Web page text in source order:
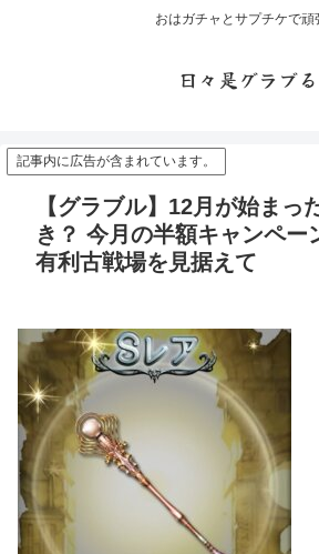
おはガチャとサプチケで頑
日々是グラブる
記事内に広告が含まれています。
【グラブル】12月が始まっ
き？ 今月の半額キャンペー
有利古戦場を見据えて